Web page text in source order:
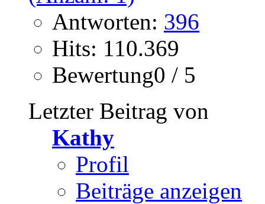
Antworten: 396
Hits: 110.369
Bewertung0 / 5
Letzter Beitrag von
Kathy
Profil
Beiträge anzeigen